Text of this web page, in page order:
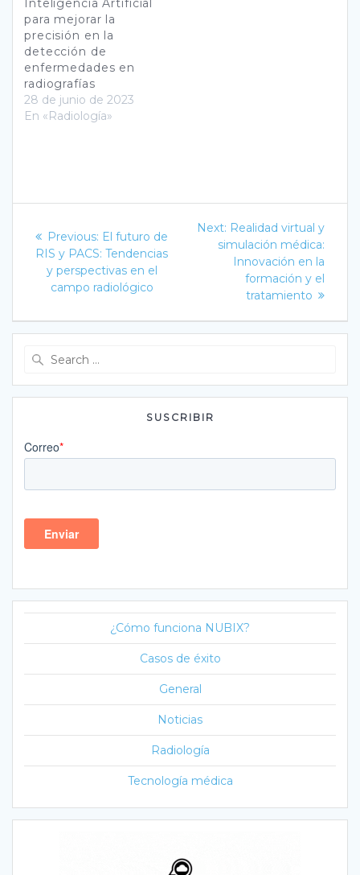
Inteligencia Artificial
para mejorar la
precisión en la
detección de
enfermedades en
radiografías
28 de junio de 2023
En «Radiología»
de
entradas
Previous: Previous
post:
El futuro de
RIS y PACS: Tendencias
y perspectivas en el
campo radiológico
Next: Next
post:
Realidad virtual y
simulación médica:
Innovación en la
formación y el
tratamiento
SUSCRIBIR
¿Cómo funciona NUBIX?
Casos de éxito
General
Noticias
Radiología
Tecnología médica